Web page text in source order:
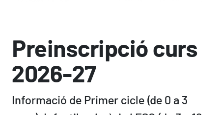
Preinscripció curs
2026-27
Informació de Primer cicle (de 0 a 3